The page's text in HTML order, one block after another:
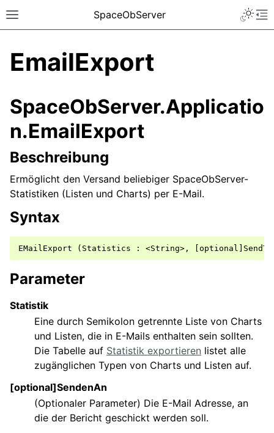
SpaceObServer
EmailExport
SpaceObServer.Applicatio
n.EmailExport
Beschreibung
Ermöglicht den Versand beliebiger SpaceObServer-
Statistiken (Listen und Charts) per E-Mail.
Syntax
Parameter
Statistik
Eine durch Semikolon getrennte Liste von Charts
und Listen, die in E-Mails enthalten sein sollten.
Die Tabelle auf Statistik exportieren listet alle
zugänglichen Typen von Charts und Listen auf.
[optional]SendenAn
(Optionaler Parameter) Die E-Mail Adresse, an
die der Bericht geschickt werden soll.